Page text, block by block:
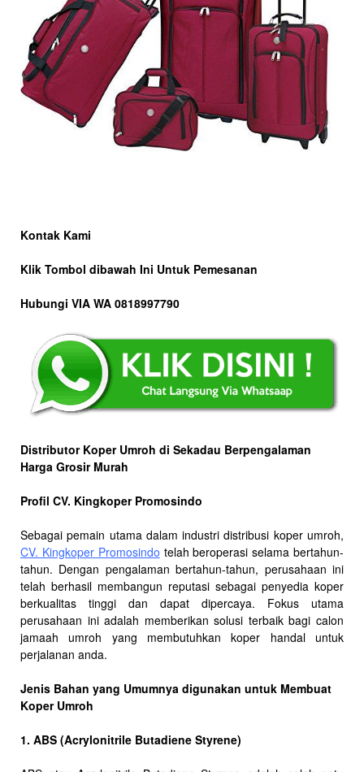
Kontak Kami
Klik Tombol dibawah Ini Untuk Pemesanan
Hubungi VIA WA 0818997790
Distributor Koper Umroh di Sekadau Berpengalaman
Harga Grosir Murah
Profil CV. Kingkoper Promosindo
Sebagai pemain utama dalam industri distribusi koper umroh,
CV. Kingkoper Promosindo telah beroperasi selama bertahun-
tahun. Dengan pengalaman bertahun-tahun, perusahaan ini
telah berhasil membangun reputasi sebagai penyedia koper
berkualitas tinggi dan dapat dipercaya. Fokus utama
perusahaan ini adalah memberikan solusi terbaik bagi calon
jamaah umroh yang membutuhkan koper handal untuk
perjalanan anda.
Jenis Bahan yang Umumnya digunakan untuk Membuat
Koper Umroh
1. ABS (Acrylonitrile Butadiene Styrene)